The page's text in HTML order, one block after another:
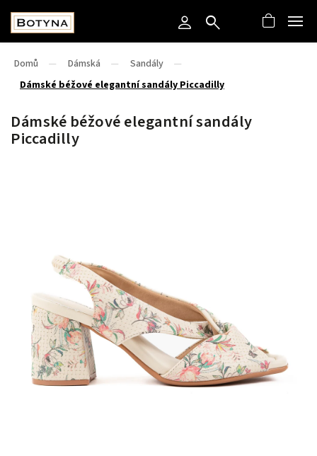
Domů / Dámská / Sandály
/
Dámské béžové elegantní sandály Piccadilly
Dámské béžové elegantní sandály
Piccadilly